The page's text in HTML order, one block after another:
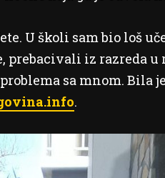
U školi sam bio loš
iz razreda u
sa mnom. Bila
.